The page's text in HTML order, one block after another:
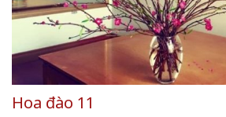
Hoa đào 11